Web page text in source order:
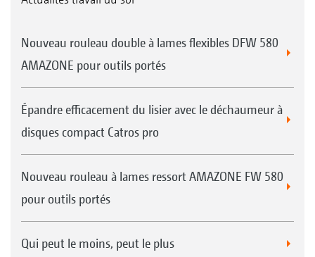
Nouveau rouleau double à lames flexibles DFW 580
AMAZONE pour outils portés
Épandre efficacement du lisier avec le déchaumeur à
disques compact Catros pro
Nouveau rouleau à lames ressort AMAZONE FW 580
pour outils portés
Qui peut le moins, peut le plus